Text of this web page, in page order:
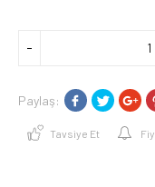
Paylaş:
Tavsiye Et